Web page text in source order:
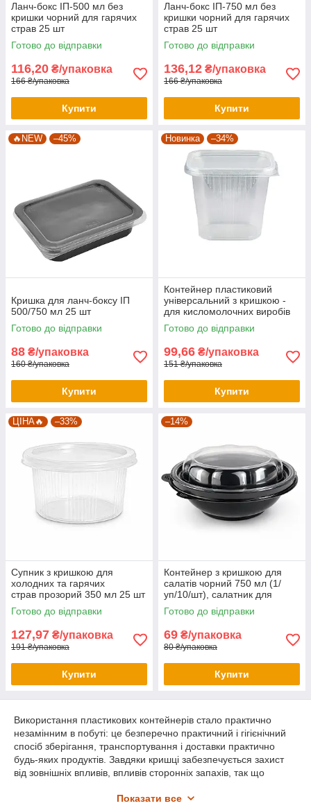
Ланч-бокс ІП-500 мл без
кришки чорний для гарячих
страв 25 шт
Готово до відправки
116,20 ₴/упаковка
166 ₴/упаковка
Купити
Ланч-бокс ІП-750 мл без
кришки чорний для гарячих
страв 25 шт
Готово до відправки
136,12 ₴/упаковка
166 ₴/упаковка
Купити
🔥NEW –45%
Кришка для ланч-боксу ІП
500/750 мл 25 шт
Готово до відправки
88 ₴/упаковка
160 ₴/упаковка
Купити
Новинка –34%
Контейнер пластиковий
універсальний з кришкою -
для кисломолочних виробів
500 мл 25 шт
Готово до відправки
99,66 ₴/упаковка
151 ₴/упаковка
Купити
ЦІНА🔥 –33%
Супник з кришкою для
холодних та гарячих
страв прозорий 350 мл 25 шт
Готово до відправки
127,97 ₴/упаковка
191 ₴/упаковка
Купити
–14%
Контейнер з кришкою для
салатів чорний 750 мл (1/
уп/10/шт), салатник для
доставки їжі
Готово до відправки
69 ₴/упаковка
80 ₴/упаковка
Купити
Використання пластикових контейнерів стало практично
незамінним в побуті: це безперечно практичний і гігієнічний
спосіб зберігання, транспортування і доставки практично
будь-яких продуктів. Завдяки кришці забезпечується захист
від зовнішніх впливів, впливів сторонніх запахів, так що
шукаєте пластикові контейнери з якісної харчової пластмаси
Показати все